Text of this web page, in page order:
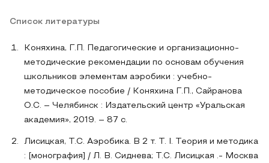
Список литературы
Коняхина, Г.П. Педагогические и организационно-
методические рекомендации по основам обучения
школьников элементам аэробики : учебно-
методическое пособие / Коняхина Г.П., Сайранова
О.С. – Челябинск : Издательский центр «Уральская
академия», 2019. – 87 с.
Лисицкая, Т.С. Аэробика. В 2 т. Т. I. Теория и методика
: [монография] / Л. В. Сиднева; Т.С. Лисицкая .- Москва